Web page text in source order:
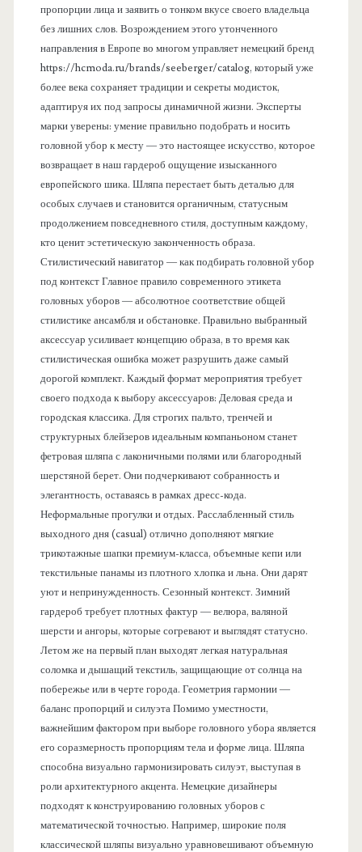
пропорции лица и заявить о тонком вкусе своего владельца
без лишних слов. Возрождением этого утонченного
направления в Европе во многом управляет немецкий бренд
https://hcmoda.ru/brands/seeberger/catalog, который уже
более века сохраняет традиции и секреты модисток,
адаптируя их под запросы динамичной жизни. Эксперты
марки уверены: умение правильно подобрать и носить
головной убор к месту — это настоящее искусство, которое
возвращает в наш гардероб ощущение изысканного
европейского шика. Шляпа перестает быть деталью для
особых случаев и становится органичным, статусным
продолжением повседневного стиля, доступным каждому,
кто ценит эстетическую законченность образа.
Стилистический навигатор — как подбирать головной убор
под контекст Главное правило современного этикета
головных уборов — абсолютное соответствие общей
стилистике ансамбля и обстановке. Правильно выбранный
аксессуар усиливает концепцию образа, в то время как
стилистическая ошибка может разрушить даже самый
дорогой комплект. Каждый формат мероприятия требует
своего подхода к выбору аксессуаров: Деловая среда и
городская классика. Для строгих пальто, тренчей и
структурных блейзеров идеальным компаньоном станет
фетровая шляпа с лаконичными полями или благородный
шерстяной берет. Они подчеркивают собранность и
элегантность, оставаясь в рамках дресс-кода.
Неформальные прогулки и отдых. Расслабленный стиль
выходного дня (casual) отлично дополняют мягкие
трикотажные шапки премиум-класса, объемные кепи или
текстильные панамы из плотного хлопка и льна. Они дарят
уют и непринужденность. Сезонный контекст. Зимний
гардероб требует плотных фактур — велюра, валяной
шерсти и ангоры, которые согревают и выглядят статусно.
Летом же на первый план выходят легкая натуральная
соломка и дышащий текстиль, защищающие от солнца на
побережье или в черте города. Геометрия гармонии —
баланс пропорций и силуэта Помимо уместности,
важнейшим фактором при выборе головного убора является
его соразмерность пропорциям тела и форме лица. Шляпа
способна визуально гармонизировать силуэт, выступая в
роли архитектурного акцента. Немецкие дизайнеры
подходят к конструированию головных уборов с
математической точностью. Например, широкие поля
классической шляпы визуально уравновешивают объемную